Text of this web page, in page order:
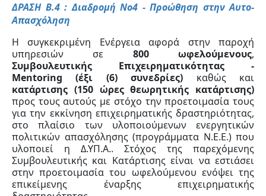
ΔΡΑΣΗ Β.4 : Διαδρομή Νο4 - Προώθηση στην Αυτο-
Απασχόληση
Η συγκεκριμένη Ενέργεια αφορά στην παροχή
υπηρεσιών σε 800 ωφελούμενους,
Συμβουλευτικής Επιχειρηματικότητας -
Mentoring (έξι (6) συνεδρίες) καθώς και
κατάρτισης (150 ώρες θεωρητικής κατάρτισης)
προς τους αυτούς με στόχο την προετοιμασία τους
για την εκκίνηση επιχειρηματικής δραστηριότητας,
στο πλαίσιο των υλοποιούμενων ενεργητικών
πολιτικών απασχόλησης (προγράμματα Ν.Ε.Ε.) που
υλοποιεί η Δ.ΥΠ.Α.. Στόχος της παρεχόμενης
Συμβουλευτικής και Κατάρτισης είναι να εστιάσει
στην προετοιμασία του ωφελούμενου ενόψει της
επικείμενης έναρξης επιχειρηματικής